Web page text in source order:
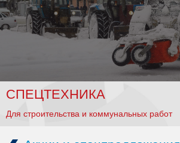
СПЕЦТЕХНИКА
Для строительства и коммунальных работ